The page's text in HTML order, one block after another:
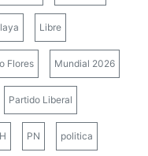
Libre
Flores Mundial 2026
Partido Liberal
PN politica